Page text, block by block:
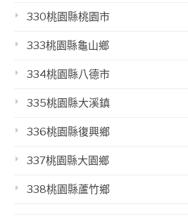
330桃園縣桃園市
333桃園縣龜山鄉
334桃園縣八德市
335桃園縣大溪鎮
336桃園縣復興鄉
337桃園縣大園鄉
338桃園縣蘆竹鄉